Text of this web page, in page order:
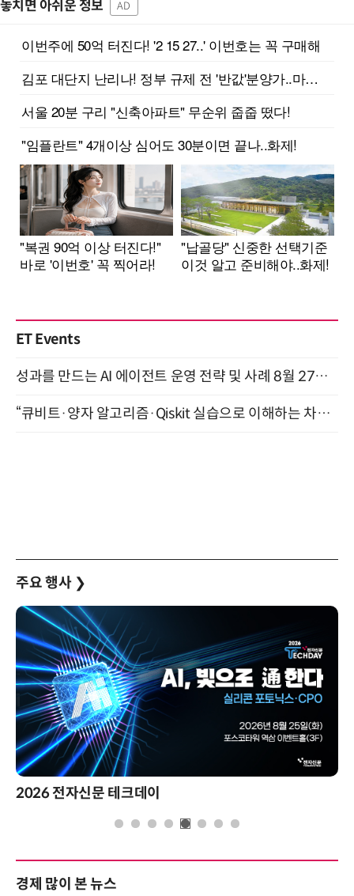
놓치면 아쉬운 정보 AD
ET Events
성과를 만드는 AI 에이전트 운영 전략 및 사례 8월 27일 개최
“큐비트·양자 알고리즘·Qiskit 실습으로 이해하는 차세대 컴퓨팅” (8/28)
주요 행사 ❯
2026 전자신문 테크데이
경제 많이 본 뉴스